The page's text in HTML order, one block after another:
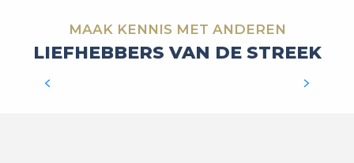
MAAK KENNIS MET ANDEREN
LIEFHEBBERS VAN DE STREEK